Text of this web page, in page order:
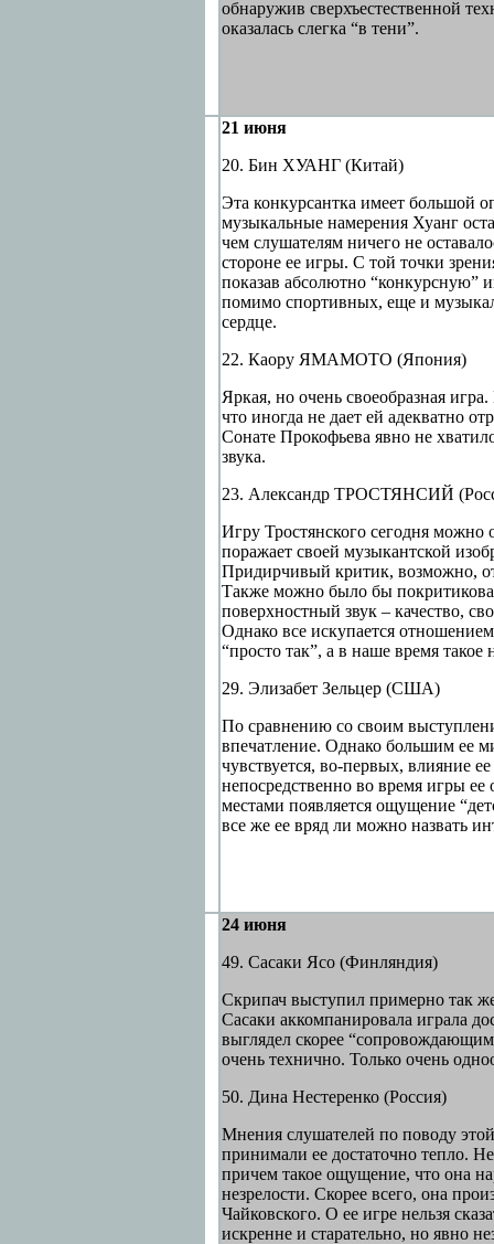
обнаружив сверхъестественной
оказалась слегка “в тени”.
21 июня
20. Бин ХУАНГ (Китай)
Эта конкурсантка имеет большой
музыкальные намерения Хуанг
чем слушателям ничего не
стороне ее игры. С той точки
показав абсолютно “конкурсную”
помимо спортивных, еще и
сердце.
22. Каору ЯМАМОТО (Япония)
Яркая, но очень своеобразная
что иногда не дает ей адекватно
Сонате Прокофьева явно не
звука.
23. Александр ТРОСТЯНСИЙ
Игру Тростянского сегодня можно
поражает своей музыкантской
Придирчивый критик, возможно,
Также можно было бы
поверхностный звук – качество,
Однако все искупается
“просто так”, а в наше время
29. Элизабет Зельцер (США)
По сравнению со своим
впечатление. Однако большим ее
чувствуется, во-первых, влияние
непосредственно во время игры ее
местами появляется ощущение
все же ее вряд ли можно назвать
24 июня
49. Сасаки Ясо (Финляндия)
Скрипач выступил примерно так
Сасаки аккомпанировала играла
выглядел скорее
очень технично. Только очень
50. Дина Нестеренко (Россия)
Мнения слушателей по поводу
принимали ее достаточно тепло.
причем такое ощущение, что она
незрелости. Скорее всего, она
Чайковского. О ее игре нельзя
искренне и старательно, но явно